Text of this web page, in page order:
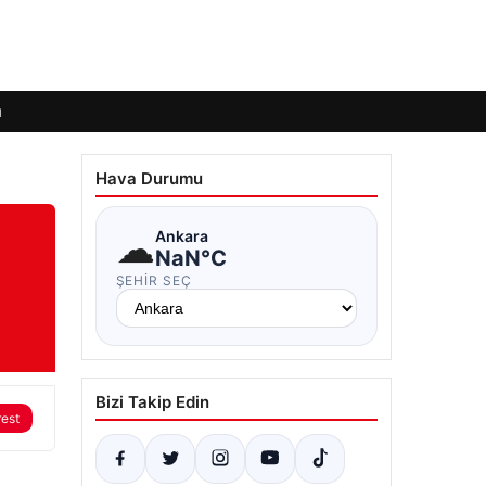
Hava Durumu
☁Ankara
NaN°C
ŞEHIR SEÇ
Bizi Takip Edin